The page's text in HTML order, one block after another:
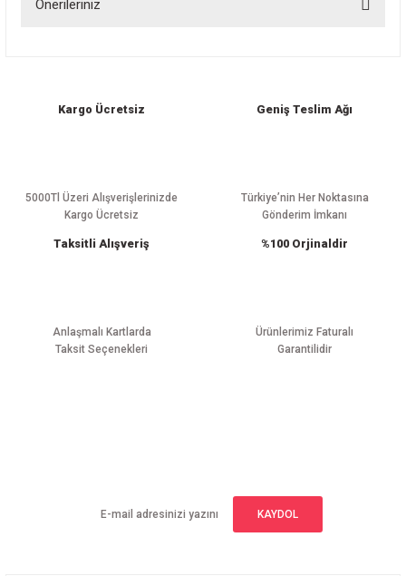
Önerileriniz
Ürün bilgilerinde hatalar bulunuyor.
Ürün fiyatı diğer sitelerden daha pahalı.
Bu ürüne benzer farklı alternatifler olmalı.
Kargo Ücretsiz
5000Tl Üzeri Alışverişlerinizde
Kargo Ücretsiz
Geniş Teslim Ağı
Türkiye’nin Her Noktasına
Gönderim İmkanı
Taksitli Alışveriş
Anlaşmalı Kartlarda
Taksit Seçenekleri
%100 Orjinaldir
Ürünlerimiz Faturalı
Garantilidir
KAYDOL